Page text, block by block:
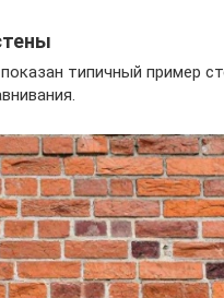
типичный пример